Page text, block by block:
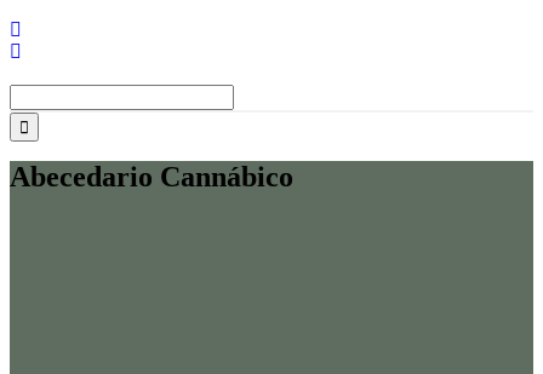
Abecedario Cannábico